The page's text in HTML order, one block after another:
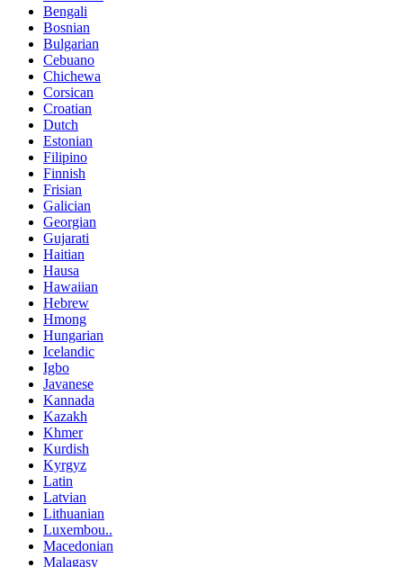
Bengali
Bosnian
Bulgarian
Cebuano
Chichewa
Corsican
Croatian
Dutch
Estonian
Filipino
Finnish
Frisian
Galician
Georgian
Gujarati
Haitian
Hausa
Hawaiian
Hebrew
Hmong
Hungarian
Icelandic
Igbo
Javanese
Kannada
Kazakh
Khmer
Kurdish
Kyrgyz
Latin
Latvian
Lithuanian
Luxembou..
Macedonian
Malagasy